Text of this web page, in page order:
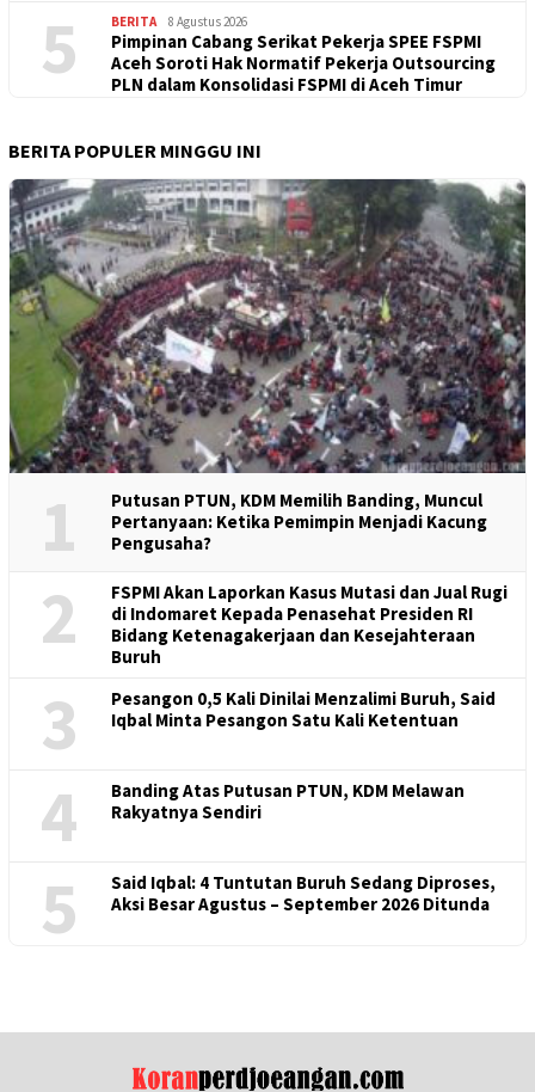
5 BERITA 8 Agustus 2026
Pimpinan Cabang Serikat Pekerja SPEE FSPMI
Aceh Soroti Hak Normatif Pekerja Outsourcing
PLN dalam Konsolidasi FSPMI di Aceh Timur
BERITA POPULER MINGGU INI
1
Putusan PTUN, KDM Memilih Banding, Muncul
Pertanyaan: Ketika Pemimpin Menjadi Kacung
Pengusaha?
2
FSPMI Akan Laporkan Kasus Mutasi dan Jual Rugi
di Indomaret Kepada Penasehat Presiden RI
Bidang Ketenagakerjaan dan Kesejahteraan
Buruh
3
Pesangon 0,5 Kali Dinilai Menzalimi Buruh, Said
Iqbal Minta Pesangon Satu Kali Ketentuan
4
Banding Atas Putusan PTUN, KDM Melawan
Rakyatnya Sendiri
5
Said Iqbal: 4 Tuntutan Buruh Sedang Diproses,
Aksi Besar Agustus – September 2026 Ditunda